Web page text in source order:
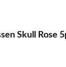
Skull Rose